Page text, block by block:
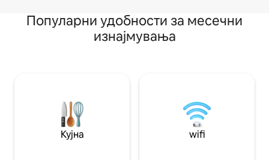
Популарни удобности за месечни
изнајмувања
Кујна wifi